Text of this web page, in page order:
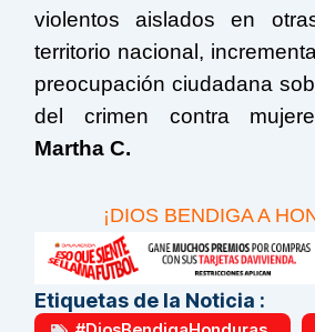
violentos aislados en
territorio nacional,
preocupación ciudadana
del crimen contra
Martha C.
¡DIOS BENDIGA A
Etiquetas de la Noticia :